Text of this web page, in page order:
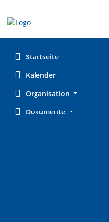
Startseite
Kalender
Organisation
Dokumente